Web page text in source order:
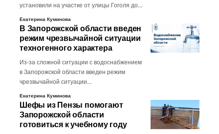
установили на участке от улицы Гоголя до…
Екатерина Куминова
В Запорожской области введен
режим чрезвычайной ситуации
техногенного характера
Из-за сложной ситуации с водоснабжением
в Запорожской области введен режим
чрезвычайной ситуации…
Екатерина Куминова
Шефы из Пензы помогают
Запорожской области
готовиться к учебному году